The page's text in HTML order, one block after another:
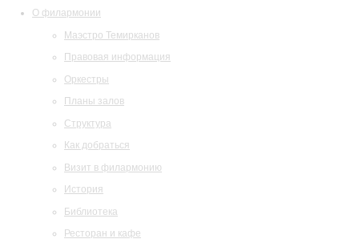
О филармонии
Маэстро Темирканов
Правовая информация
Оркестры
Планы залов
Структура
Как добраться
Визит в филармонию
История
Библиотека
Ресторан и кафе